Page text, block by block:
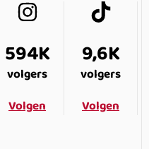
594K
volgers
Volgen
9,6K
volgers
Volgen